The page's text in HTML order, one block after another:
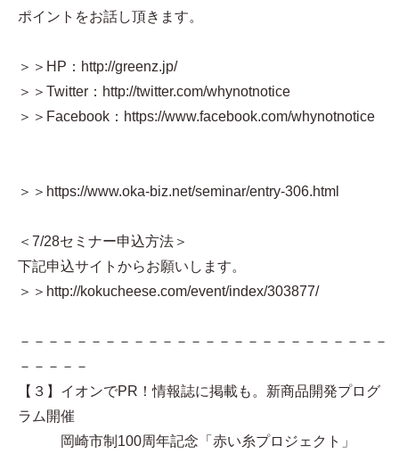
ポイントをお話し頂きます。
＞＞HP：http://greenz.jp/
＞＞Twitter：http://twitter.com/whynotnotice
＞＞Facebook：https://www.facebook.com/whynotnotice
＞＞https://www.oka-biz.net/seminar/entry-306.html
＜7/28セミナー申込方法＞
下記申込サイトからお願いします。
＞＞http://kokucheese.com/event/index/303877/
－－－－－－－－－－－－－－－－－－－－－－－－－－
－－－－－
【３】イオンでPR！情報誌に掲載も。新商品開発プログ
ラム開催
岡崎市制100周年記念「赤い糸プロジェクト」